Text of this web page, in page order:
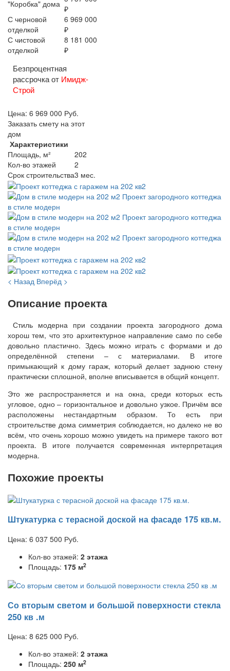
"Коробка" дома ₽
С черновой
отделкой
6 969 000
₽
С чистовой
отделкой
8 181 000
₽
Безпроцентная
рассрочка от Имидж-
Строй
Цена: 6 969 000 Руб.
Заказать смету на этот
дом
Характеристики
Площадь, м²
202
Кол-во этажей
2
Срок строительства3 мес.
< Назад Вперёд >
Описание проекта
Стиль модерна при создании проекта загородного дома
хорош тем, что это архитектурное направление само по себе
довольно пластично. Здесь можно играть с формами и до
определённой степени – с материалами. В итоге
примыкающий к дому гараж, который делает заднюю стену
практически сплошной, вполне вписывается в общий концепт.
Это же распространяется и на окна, среди которых есть
угловое, одно – горизонтальное и довольно узкое. Причём все
расположены нестандартным образом. То есть при
строительстве дома симметрия соблюдается, но далеко не во
всём, что очень хорошо можно увидеть на примере такого вот
проекта. В итоге получается современная интерпретация
модерна.
Похожие проекты
Штукатурка с терасной доской на фасаде 175 кв.м.
Цена: 6 037 500 Руб.
Кол-во этажей: 2 этажа
Площадь: 175 м2
Со вторым светом и большой поверхности стекла
250 кв .м
Цена: 8 625 000 Руб.
Кол-во этажей: 2 этажа
Площадь: 250 м2